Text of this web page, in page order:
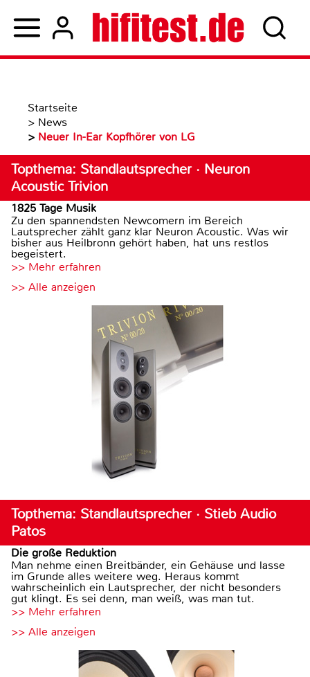
Startseite
> News
> Neuer In-Ear Kopfhörer von LG
Topthema: Standlautsprecher · Neuron
Acoustic Trivion
1825 Tage Musik
Zu den spannendsten Newcomern im Bereich
Lautsprecher zählt ganz klar Neuron Acoustic. Was wir
bisher aus Heilbronn gehört haben, hat uns restlos
begeistert.
>> Mehr erfahren
>> Alle anzeigen
Topthema: Standlautsprecher · Stieb Audio
Patos
Die große Reduktion
Man nehme einen Breitbänder, ein Gehäuse und lasse
im Grunde alles weitere weg. Heraus kommt
wahrscheinlich ein Lautsprecher, der nicht besonders
gut klingt. Es sei denn, man weiß, was man tut.
>> Mehr erfahren
>> Alle anzeigen